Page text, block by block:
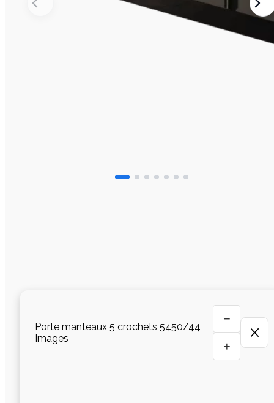
Porte manteaux 5 crochets 5450/44
Images
−
+